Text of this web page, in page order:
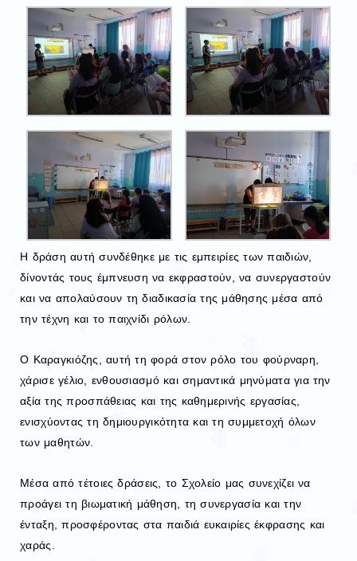
Η δράση αυτή συνδέθηκε με τις εμπειρίες των παιδιών,
δίνοντάς τους έμπνευση να εκφραστούν, να συνεργαστούν
και να απολαύσουν τη διαδικασία της μάθησης μέσα από
την τέχνη και το παιχνίδι ρόλων.
Ο Καραγκιόζης, αυτή τη φορά στον ρόλο του φούρναρη,
χάρισε γέλιο, ενθουσιασμό και σημαντικά μηνύματα για την
αξία της προσπάθειας και της καθημερινής εργασίας,
ενισχύοντας τη δημιουργικότητα και τη συμμετοχή όλων
των μαθητών.
Μέσα από τέτοιες δράσεις, το Σχολείο μας συνεχίζει να
προάγει τη βιωματική μάθηση, τη συνεργασία και την
ένταξη, προσφέροντας στα παιδιά ευκαιρίες έκφρασης και
χαράς.